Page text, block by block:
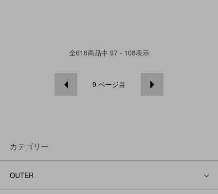
全618商品中 97 - 108表示
9 ページ目
カテゴリー
OUTER